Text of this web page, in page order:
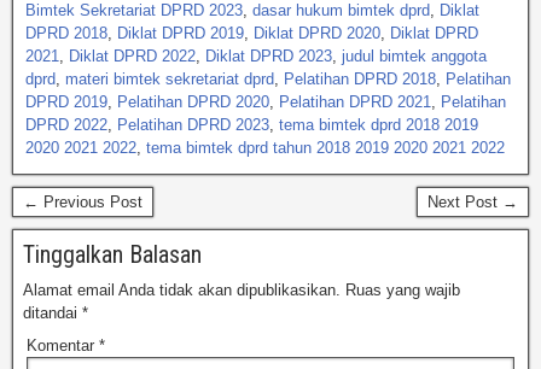
Bimtek Sekretariat DPRD 2023, dasar hukum bimtek dprd, Diklat
DPRD 2018, Diklat DPRD 2019, Diklat DPRD 2020, Diklat DPRD
2021, Diklat DPRD 2022, Diklat DPRD 2023, judul bimtek anggota
dprd, materi bimtek sekretariat dprd, Pelatihan DPRD 2018, Pelatihan
DPRD 2019, Pelatihan DPRD 2020, Pelatihan DPRD 2021, Pelatihan
DPRD 2022, Pelatihan DPRD 2023, tema bimtek dprd 2018 2019
2020 2021 2022, tema bimtek dprd tahun 2018 2019 2020 2021 2022
← Previous Post Next Post →
Tinggalkan Balasan
Alamat email Anda tidak akan dipublikasikan. Ruas yang wajib
ditandai *
Komentar *